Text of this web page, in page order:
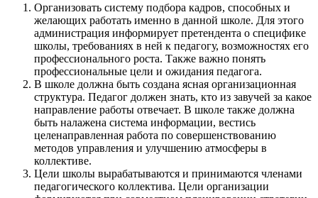
Организовать систему подбора кадров, способных и
желающих работать именно в данной школе. Для этого
администрация информирует претендента о специфике
школы, требованиях в ней к педагогу, возможностях его
профессионального роста. Также важно понять
профессиональные цели и ожидания педагога.
В школе должна быть создана ясная организационная
структура. Педагог должен знать, кто из завучей за какое
направление работы отвечает. В школе также должна
быть налажена система информации, вестись
целенаправленная работа по совершенствованию
методов управления и улучшению атмосферы в
коллективе.
Цели школы вырабатываются и принимаются членами
педагогического коллектива. Цели организации